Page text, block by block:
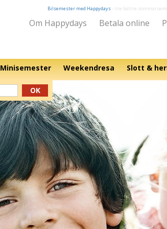
Bilsemester med Happydays - lite bättre
Om Happydays Betala online
Minisemester Weekendresa Slott &
OK